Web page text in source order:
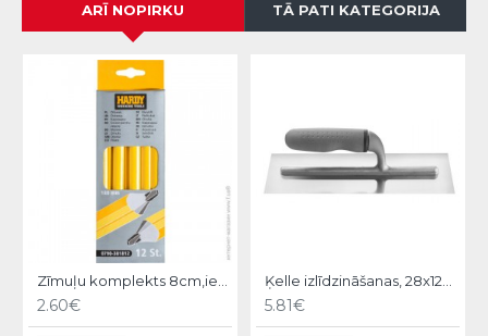
ARĪ NOPIRKU TĀ PATI KATEGORIJA
Zīmuļu komplekts 8cm,iep.12gb, Hardy
2.60€
Ķelle izlīdzināšanas, 28x12cm, 31 sērija. Hardy
5.81€